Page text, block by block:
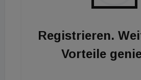
Estate, sieht in den Objekten
für den Fondsaufbau und kündigt
der Investitionsstrategie an.
Registrieren.
Vorteile